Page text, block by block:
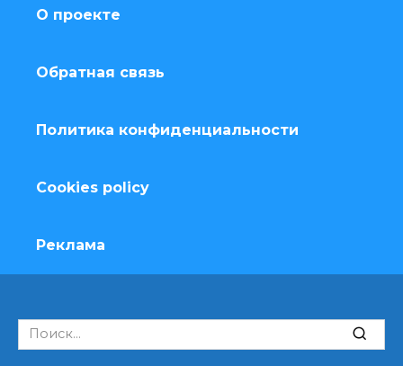
О проекте
Обратная связь
Политика конфиденциальности
Cookies policy
Реклама
Search
for: